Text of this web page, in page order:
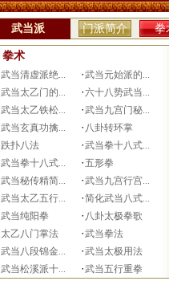
武当派 门派简介 拳
拳术
武当清虚派绝... ·武当元始派的...
武当太乙门的... ·六十八势武当...
武当太乙铁松... ·武当九宫门秘...
武当玄真功擒... · 八卦转环掌
跌扑八法 ·武当拳十八式...
武当拳十八式... ·五形拳
武当秘传精简... ·武当九宫行宫...
武当太乙五行... ·简化武当八式...
武当纯阳拳 · 八卦太极拳歌
太乙八门掌法 ·武当拳法
武当八段锦金... ·武当太极用法
武当松溪派十... ·武当五行重拳